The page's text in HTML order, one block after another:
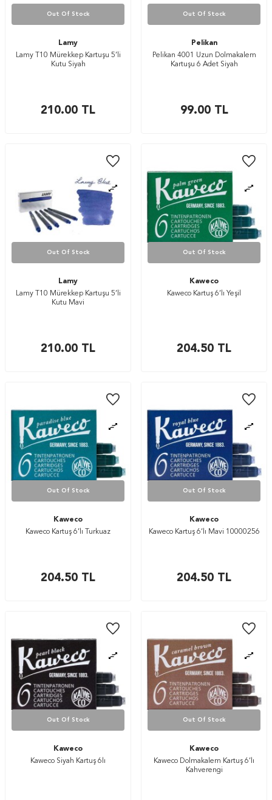
Out Of Stock
Lamy
Lamy T10 Mürekkep Kartuşu 5’li
Kutu Siyah
210.00 TL
Out Of Stock
Pelikan
Pelikan 4001 Uzun Dolmakalem
Kartuşu 6 Adet Siyah
99.00TL
Out Of Stock
Lamy
Lamy T10 Mürekkep Kartuşu 5’li
Kutu Mavi
210.00 TL
Out Of Stock
Kaweco
Kaweco Kartuş 6’lı Yeşil
204.50 TL
Out Of Stock
Kaweco
Kaweco Kartuş 6’lı Turkuaz
204.50 TL
Out Of Stock
Kaweco
Kaweco Kartuş 6’lı Mavi 10000256
204.50 TL
Out Of Stock
Kaweco
Kaweco Siyah Kartuş 6lı
Out Of Stock
Kaweco
Kaweco Dolmakalem Kartuş 6’lı
Kahverengi